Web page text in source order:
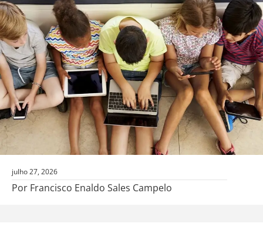
julho 27, 2026
Por Francisco Enaldo Sales Campelo